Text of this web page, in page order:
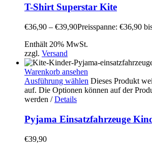
T-Shirt Superstar Kite
€36,90 – €39,90Preisspanne: €36,90
Enthält 20% MwSt.
zzgl. Versand
Warenkorb ansehen
Ausführung wählen Dieses Produkt
auf. Die Optionen können auf der
werden / Details
Pyjama Einsatzfahrzeuge
€39,90